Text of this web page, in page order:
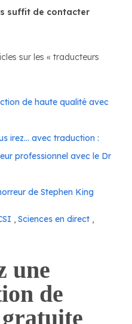
suffit de contacter
sur les « traducteurs
de haute qualité avec
irez... avec traduction :
professionnel avec le Dr
de Stephen King
, Sciences en direct ,
une
de